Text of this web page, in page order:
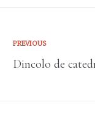
PREVIOUS
Dincolo de